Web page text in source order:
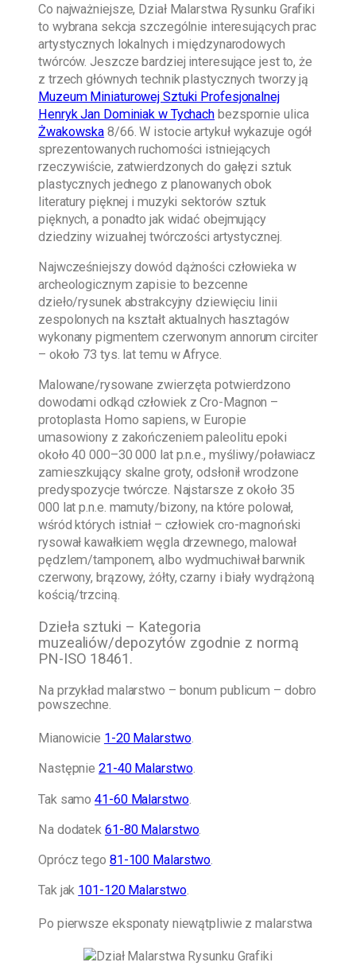
Co najważniejsze, Dział Malarstwa Rysunku Grafiki
to wybrana sekcja szczególnie interesujących prac
artystycznych lokalnych i międzynarodowych
twórców. Jeszcze bardziej interesujące jest to, że
z trzech głównych technik plastycznych tworzy ją
Muzeum Miniaturowej Sztuki Profesjonalnej
Henryk Jan Dominiak w Tychach bezspornie ulica
Żwakowska 8/66. W istocie artykuł wykazuje ogół
sprezentowanych ruchomości istniejących
rzeczywiście, zatwierdzonych do gałęzi sztuk
plastycznych jednego z planowanych obok
literatury pięknej i muzyki sektorów sztuk
pięknych, a ponadto jak widać obejmujący
dziedziny wizualnej twórczości artystycznej.
Najwcześniejszy dowód dążności człowieka w
archeologicznym zapisie to bezcenne
dzieło/rysunek abstrakcyjny dziewięciu linii
zespolonych na kształt aktualnych hasztagów
wykonany pigmentem czerwonym annorum circiter
– około 73 tys. lat temu w Afryce.
Malowane/rysowane zwierzęta potwierdzono
dowodami odkąd człowiek z Cro-Magnon –
protoplasta Homo sapiens, w Europie
umasowiony z zakończeniem paleolitu epoki
około 40 000–30 000 lat p.n.e., myśliwy/poławiacz
zamieszkujący skalne groty, odsłonił wrodzone
predyspozycje twórcze. Najstarsze z około 35
000 lat p.n.e. mamuty/bizony, na które polował,
wśród których istniał – człowiek cro-magnoński
rysował kawałkiem węgla drzewnego, malował
pędzlem/tamponem, albo wydmuchiwał barwnik
czerwony, brązowy, żółty, czarny i biały wydrążoną
kością/trzciną.
Dzieła sztuki – Kategoria
muzealiów/depozytów zgodnie z normą
PN-ISO 18461.
Na przykład malarstwo – bonum publicum – dobro
powszechne.
Mianowicie 1-20 Malarstwo.
Następnie 21-40 Malarstwo.
Tak samo41-60 Malarstwo.
Na dodatek 61-80 Malarstwo.
Oprócz tego 81-100 Malarstwo.
Tak jak 101-120 Malarstwo.
Po pierwsze eksponaty niewątpliwie z malarstwa